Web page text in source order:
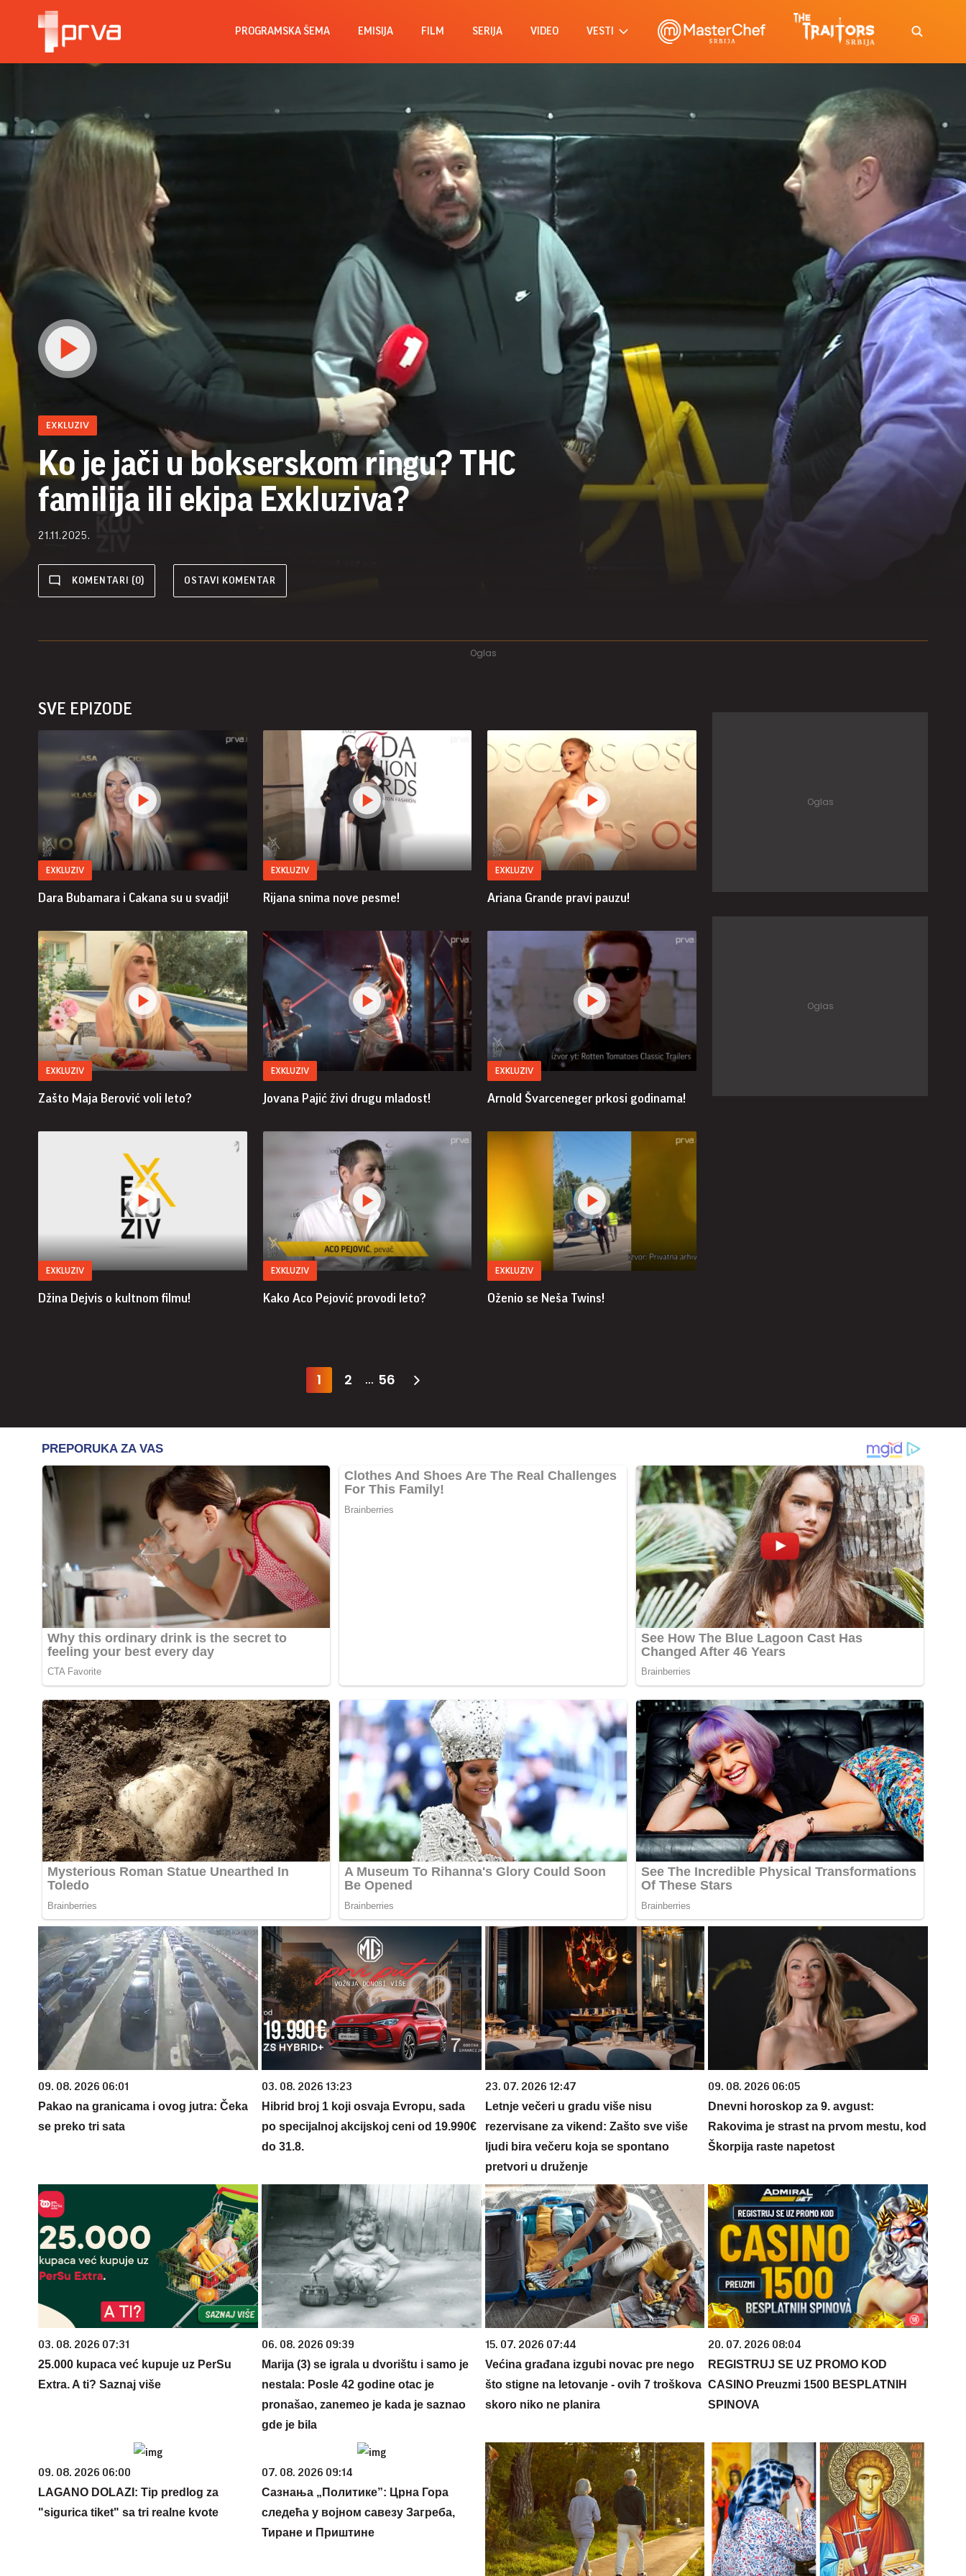
PROGRAMSKA ŠEMA EMISIJA FILM SERIJA VIDEO VESTI
EXKLUZIV
Ko je jači u bokserskom ringu? THC
familija ili ekipa Exkluziva?
21.11.2025.
KOMENTARI (0) OSTAVI KOMENTAR
SVE EPIZODE
EXKLUZIV
Dara Bubamara i Cakana su u svadji!
EXKLUZIV
Rijana snima nove pesme!
EXKLUZIV
Ariana Grande pravi pauzu!
EXKLUZIV
Zašto Maja Berović voli leto?
EXKLUZIV
Jovana Pajić živi drugu mladost!
EXKLUZIV
Arnold Švarceneger prkosi godinama!
EXKLUZIV
Džina Dejvis o kultnom filmu!
EXKLUZIV
Kako Aco Pejović provodi leto?
EXKLUZIV
Oženio se Neša Twins!
1 2 ... 56
09. 08. 2026 06:01
Pakao na granicama i ovog jutra: Čeka
se preko tri sata
03. 08. 2026 13:23
Hibrid broj 1 koji osvaja Evropu, sada
po specijalnoj akcijskoj ceni od 19.990€
do 31.8.
23. 07. 2026 12:47
Letnje večeri u gradu više nisu
rezervisane za vikend: Zašto sve više
ljudi bira večeru koja se spontano
pretvori u druženje
09. 08. 2026 06:05
Dnevni horoskop za 9. avgust:
Rakovima je strast na prvom mestu, kod
Škorpija raste napetost
03. 08. 2026 07:31
25.000 kupaca već kupuje uz PerSu
Extra. A ti? Saznaj više
06. 08. 2026 09:39
Marija (3) se igrala u dvorištu i samo je
nestala: Posle 42 godine otac je
pronašao, zanemeo je kada je saznao
gde je bila
15. 07. 2026 07:44
Većina građana izgubi novac pre nego
što stigne na letovanje - ovih 7 troškova
skoro niko ne planira
20. 07. 2026 08:04
REGISTRUJ SE UZ PROMO KOD
CASINO Preuzmi 1500 BESPLATNIH
SPINOVA
09. 08. 2026 06:00
LAGANO DOLAZI: Tip predlog za
"sigurica tiket" sa tri realne kvote
07. 08. 2026 09:14
Сазнања „Политике”: Црна Гора
следећа у војном савезу Загреба,
Тиране и Приштине